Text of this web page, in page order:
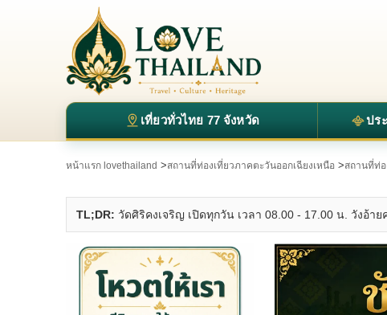
เที่ยวทั่วไทย 77 จังหวัด ปร
หน้าแรก lovethailand >สถานที่ท่องเที่ยวภาคตะวันออกเฉียงเหนือ >สถานที่ท่
TL;DR: วัดศิริคงเจริญ เปิดทุกวัน เวลา 08.00 - 17.00 น. วังอ้า